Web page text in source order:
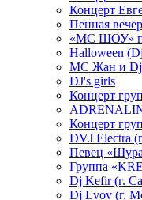
Концерт
Пенная
«МС ШОУ»
Halloween
МС Жан и Dj
DJ's girls
Концерт
Концерт
DVJ Electra
Певец
Группа
Dj Kefir (г.
Dj Lvov (г.